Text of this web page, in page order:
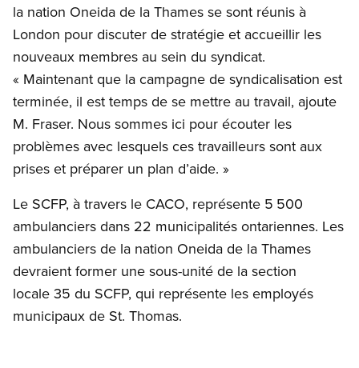
la nation Oneida de la Thames se sont réunis à
London pour discuter de stratégie et accueillir les
nouveaux membres au sein du syndicat.
« Maintenant que la campagne de syndicalisation est
terminée, il est temps de se mettre au travail, ajoute
M. Fraser. Nous sommes ici pour écouter les
problèmes avec lesquels ces travailleurs sont aux
prises et préparer un plan d’aide. »
Le SCFP, à travers le CACO, représente 5 500
ambulanciers dans 22 municipalités ontariennes. Les
ambulanciers de la nation Oneida de la Thames
devraient former une sous-unité de la section
locale 35 du SCFP, qui représente les employés
municipaux de St. Thomas.